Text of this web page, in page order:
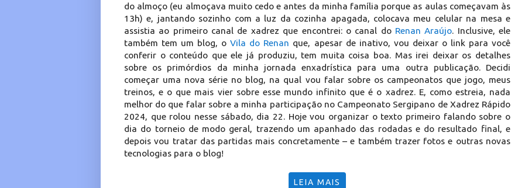
do almoço (eu almoçava muito cedo e antes da minha família porque as aulas começavam às
13h) e, jantando sozinho com a luz da cozinha apagada, colocava meu celular na mesa e
assistia ao primeiro canal de xadrez que encontrei: o canal do Renan Araújo. Inclusive, ele
também tem um blog, oVila do Renan que, apesar de inativo, vou deixar o link para você
conferir o conteúdo que ele já produziu, tem muita coisa boa. Mas irei deixar os detalhes
sobre os primórdios da minha jornada enxadrística para uma outra publicação. Decidi
começar uma nova série no blog, na qual vou falar sobre os campeonatos que jogo, meus
treinos, e o que mais vier sobre esse mundo infinito que é o xadrez. E, como estreia, nada
melhor do que falar sobre a minha participação no Campeonato Sergipano de Xadrez Rápido
2024, que rolou nesse sábado, dia 22. Hoje vou organizar o texto primeiro falando sobre o
dia do torneio de modo geral, trazendo um apanhado das rodadas e do resultado final, e
depois vou tratar das partidas mais concretamente – e também trazer fotos e outras novas
tecnologias para o blog!
LEIA MAIS